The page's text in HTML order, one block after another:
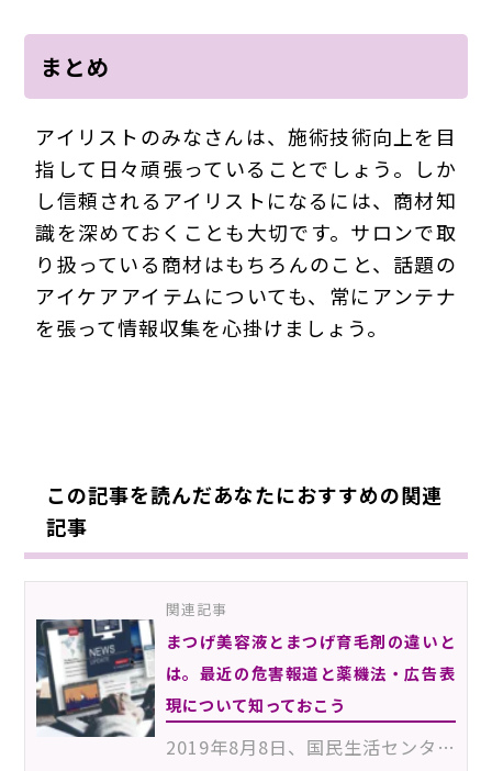
まとめ
アイリストのみなさんは、施術技術向上を目
指して日々頑張っていることでしょう。しか
し信頼されるアイリストになるには、商材知
識を深めておくことも大切です。サロンで取
り扱っている商材はもちろんのこと、話題の
アイケアアイテムについても、常にアンテナ
を張って情報収集を心掛けましょう。
この記事を読んだあなたにおすすめの関連
記事
関連記事
まつげ美容液とまつげ育毛剤の違いと
は。最近の危害報道と薬機法・広告表
現について知っておこう
2019年8月8日、国民生活センターより「まつ毛美容液による危害が急増！－効能等表示の調査もあわせて実施…